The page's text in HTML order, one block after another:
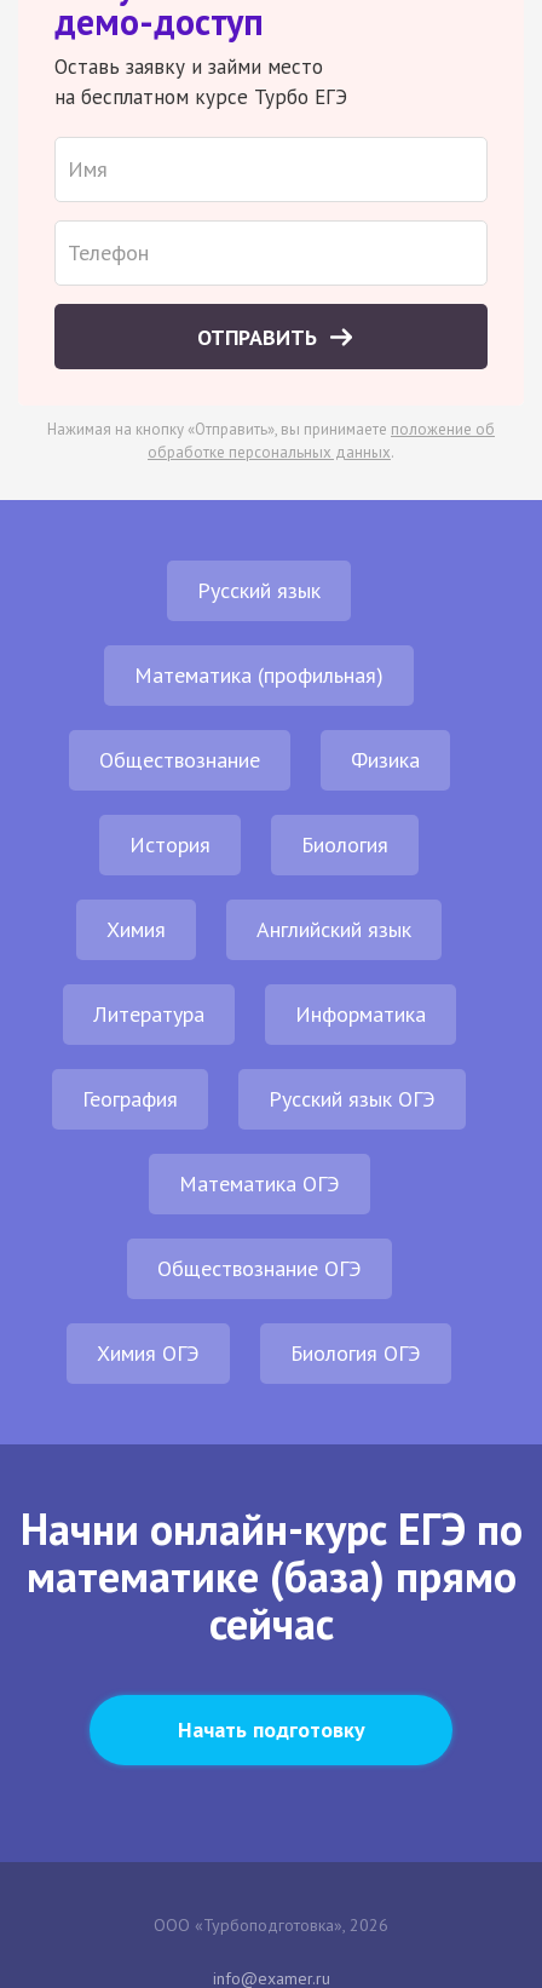
демо-доступ
Оставь заявку и займи место
на бесплатном курсе Турбо ЕГЭ
ОТПРАВИТЬ
Нажимая на кнопку «Отправить», вы принимаете положение об
обработке персональных данных.
Русский язык
Математика (профильная)
Обществознание Физика
История Биология
Химия Английский язык
Литература Информатика
География Русский язык ОГЭ
Математика ОГЭ
Обществознание ОГЭ
Химия ОГЭ Биология ОГЭ
Начни онлайн-курс ЕГЭ по
математике (база) прямо
сейчас
Начать подготовку
ООО «Турбоподготовка», 2026